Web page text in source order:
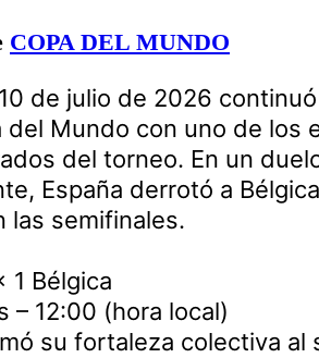
COPA DEL MUNDO
de julio de 2026
del Mundo con uno de los
del torneo. En un
España derrotó a
las semifinales.
1 Bélgica
– 12:00 (hora local)
su fortaleza colectiva al